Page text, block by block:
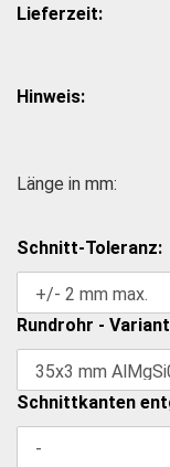
Lieferzeit:
Hinweis:
Länge in mm:
Schnitt-Toleranz:
Rundrohr -
Schnittkanten